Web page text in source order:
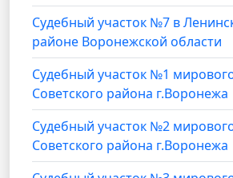
Судебный участок №7 в
районе Воронежской области
Судебный участок №1
Советского района г.Воронежа
Судебный участок №2
Советского района г.Воронежа